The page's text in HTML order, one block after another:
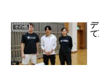
その他